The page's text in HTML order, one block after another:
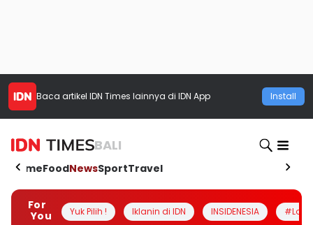
Baca artikel IDN Times lainnya di IDN App Install
BALI
HomeFoodNewsSportTravel
For
You
Yuk Pilih ! Iklanin di IDN INSIDENESIA